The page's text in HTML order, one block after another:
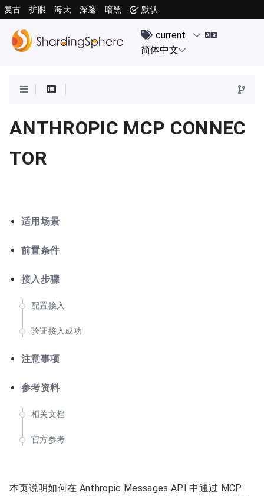
复古 护眼 海天 深邃 暗黑 默认
ANTHROPIC MCP CONNEC
TOR
适用场景
前置条件
接入步骤
配置接入
验证接入成功
注意事项
参考资料
相关文档
官方参考
本页说明如何在 Anthropic Messages API 中通过 MCP